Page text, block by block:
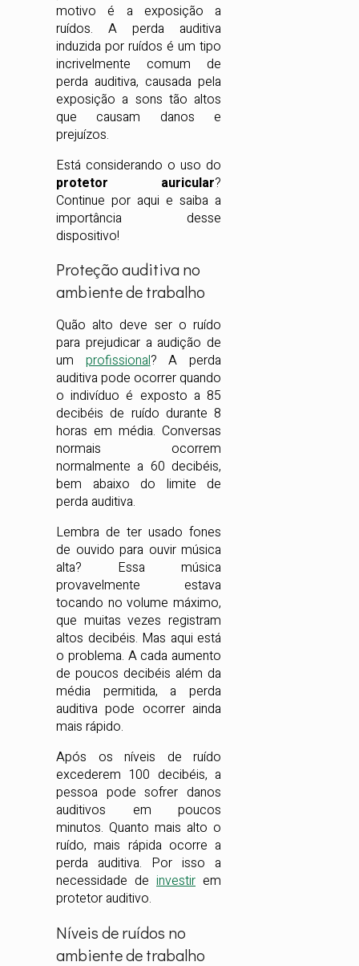
motivo é a exposição a
ruídos. A perda auditiva
induzida por ruídos é um tipo
incrivelmente comum de
perda auditiva, causada pela
exposição a sons tão altos
que causam danos e
prejuízos.
Está considerando o uso do
protetor auricular?
Continue por aqui e saiba a
importância desse
dispositivo!
Proteção auditiva no
ambiente de trabalho
Quão alto deve ser o ruído
para prejudicar a audição de
um profissional? A perda
auditiva pode ocorrer quando
o indivíduo é exposto a 85
decibéis de ruído durante 8
horas em média. Conversas
normais ocorrem
normalmente a 60 decibéis,
bem abaixo do limite de
perda auditiva.
Lembra de ter usado fones
de ouvido para ouvir música
alta? Essa música
provavelmente estava
tocando no volume máximo,
que muitas vezes registram
altos decibéis. Mas aqui está
o problema. A cada aumento
de poucos decibéis além da
média permitida, a perda
auditiva pode ocorrer ainda
mais rápido.
Após os níveis de ruído
excederem 100 decibéis, a
pessoa pode sofrer danos
auditivos em poucos
minutos. Quanto mais alto o
ruído, mais rápida ocorre a
perda auditiva. Por isso a
necessidade de investir em
protetor auditivo.
Níveis de ruídos no
ambiente de trabalho